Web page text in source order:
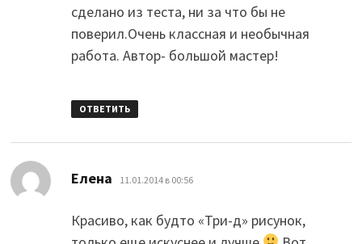
сделано из теста, ни за что бы не
поверил.Очень классная и необычная
работа. Автор- большой мастер!
ОТВЕТИТЬ
Елена 11.01.2014 в 00:56
Красиво, как будто «Три-д» рисунок,